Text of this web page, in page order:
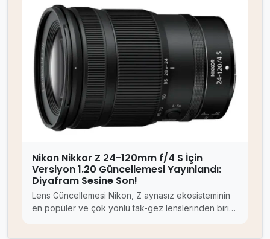
Nikon Nikkor Z 24-120mm f/4 S İçin
Versiyon 1.20 Güncellemesi Yayınlandı:
Diyafram Sesine Son!
Lens Güncellemesi Nikon, Z aynasız ekosisteminin
en popüler ve çok yönlü tak-gez lenslerinden biri…